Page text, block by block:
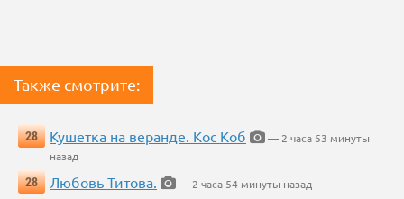
Также смотрите:
28 Кушетка на веранде. Кос Коб
— 2 часа 53 минуты
назад
28
Любовь Титова.
— 2 часа 54 минуты назад